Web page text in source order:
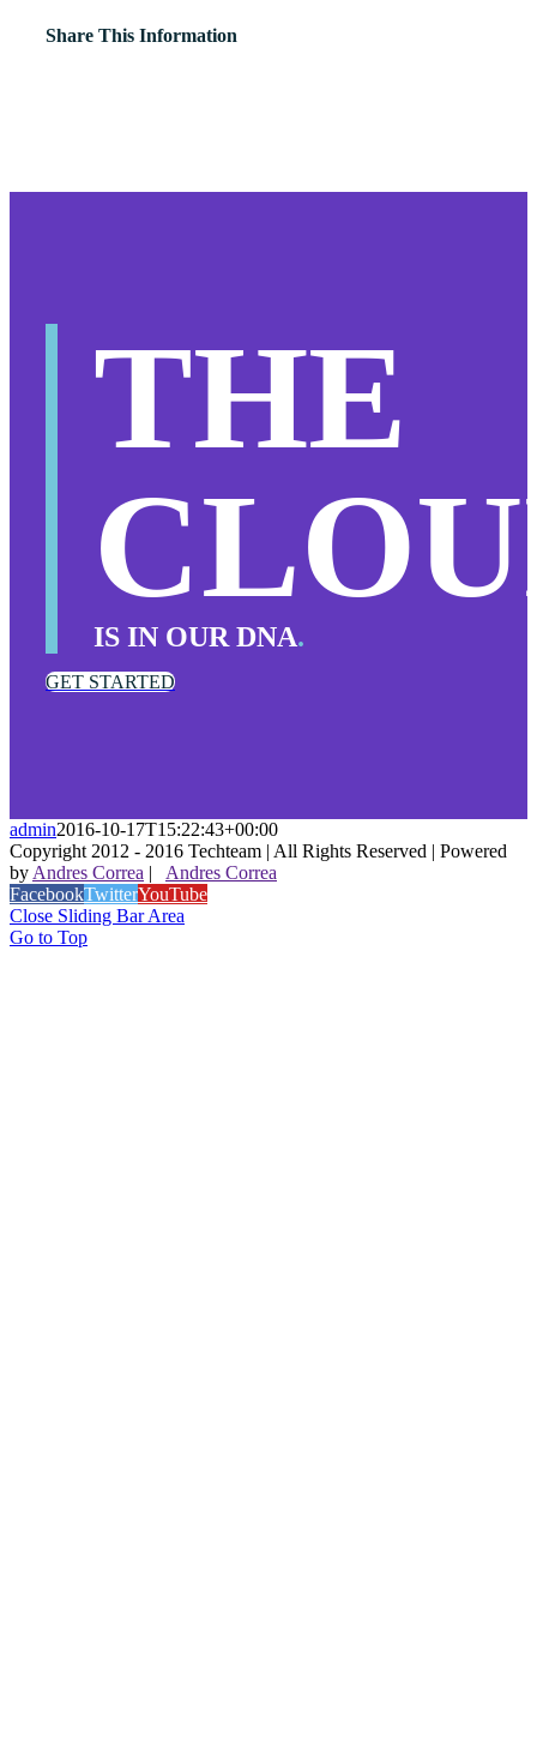
Share This Information
THE
IS IN OUR DNA.
GET STARTED
admin2016-10-17T15:22:43+00:00
Copyright 2012 - 2016 Techteam | All Rights Reserved | Powered
by Andres Correa | Andres Correa
FacebookTwitterYouTube
Close Sliding Bar Area
Go to Top